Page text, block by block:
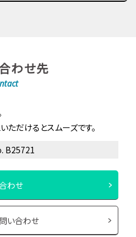
わせ先
ただけるとスムーズです。
B25721
わせ
い合わせ